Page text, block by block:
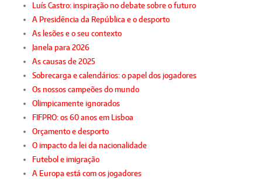
Luís Castro: inspiração no debate sobre o futuro
A Presidência da República e o desporto
As lesões e o seu contexto
Janela para 2026
As causas de 2025
Sobrecarga e calendários: o papel dos jogadores
Os nossos campeões do mundo
Olimpicamente ignorados
FIFPRO: os 60 anos em Lisboa
Orçamento e desporto
O impacto da lei da nacionalidade
Futebol e imigração
A Europa está com os jogadores